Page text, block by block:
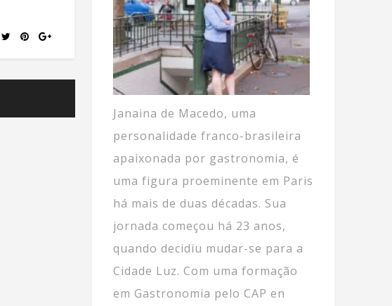
Janaina de Macedo, uma
personalidade franco-brasileira
apaixonada por gastronomia, é
uma figura proeminente em Paris
há mais de duas décadas. Sua
jornada começou há 23 anos,
quando decidiu mudar-se para a
Cidade Luz. Com uma formação
em Gastronomia pelo CAP en